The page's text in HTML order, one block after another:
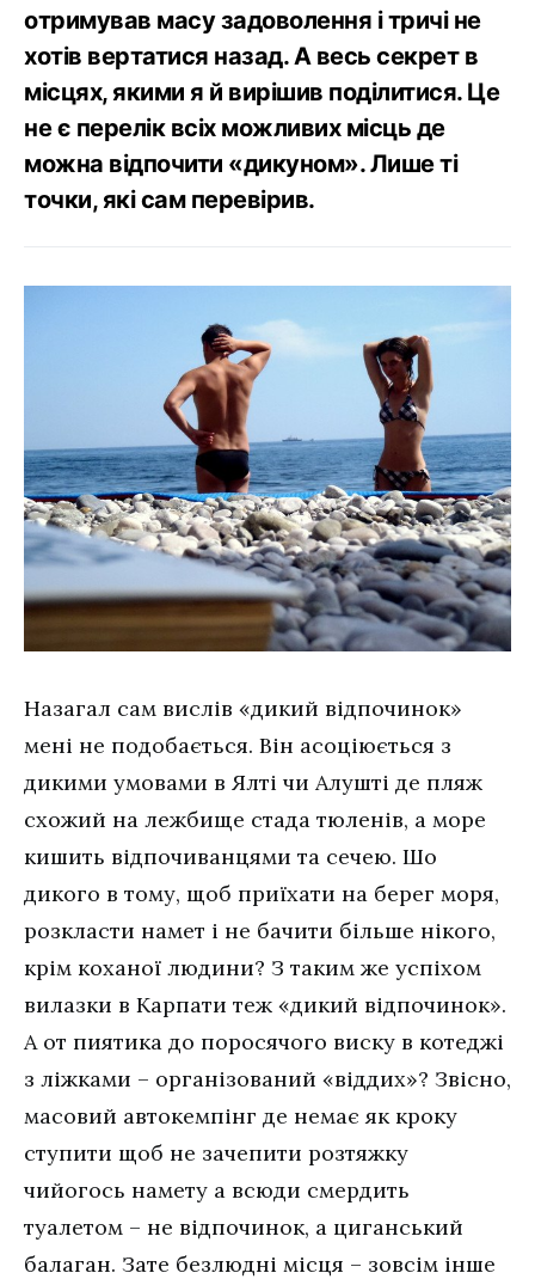
отримував масу задоволення і тричі не
хотів вертатися назад. А весь секрет в
місцях, якими я й вирішив поділитися. Це
не є перелік всіх можливих місць де
можна відпочити «дикуном». Лише ті
точки, які сам перевірив.
Назагал сам вислів «дикий відпочинок»
мені не подобається. Він асоціюється з
дикими умовами в Ялті чи Алушті де пляж
схожий на лежбище стада тюленів, а море
кишить відпочиванцями та сечею. Шо
дикого в тому, щоб приїхати на берег моря,
розкласти намет і не бачити більше нікого,
крім коханої людини? З таким же успіхом
вилазки в Карпати теж «дикий відпочинок».
А от пиятика до поросячого виску в котеджі
з ліжками – організований «віддих»? Звісно,
масовий автокемпінг де немає як кроку
ступити щоб не зачепити розтяжку
чийогось намету а всюди смердить
туалетом – не відпочинок, а циганський
балаган. Зате безлюдні місця – зовсім інше